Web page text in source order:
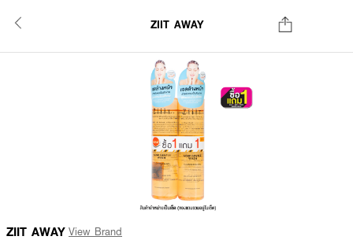
ZIIT AWAY
ZIIT AWAY View Brand